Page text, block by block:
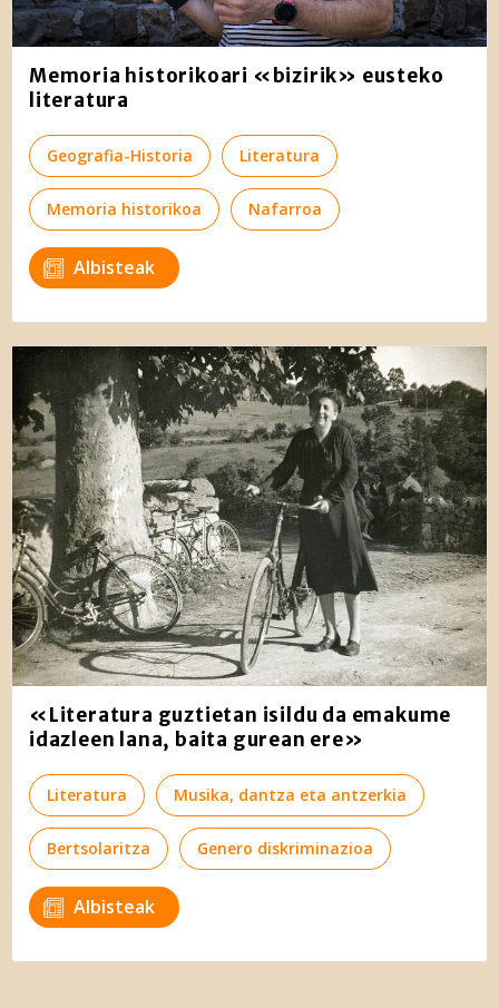
Memoria historikoari «bizirik» eusteko
literatura
Geografia-Historia Literatura
Memoria historikoa Nafarroa
Albisteak
«Literatura guztietan isildu da emakume
idazleen lana, baita gurean ere»
Literatura Musika, dantza eta antzerkia
Bertsolaritza Genero diskriminazioa
Albisteak